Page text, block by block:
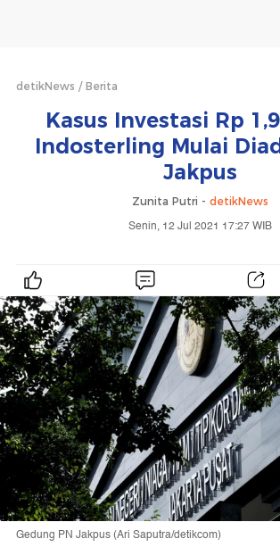
detikNews Berita
Kasus Investasi Rp
Indosterling Mulai
Jakpus
Zunita Putri - detikNews
Senin, 12 Jul 2021 17:27 WIB
Gedung PN Jakpus (Ari Saputra/detikcom)